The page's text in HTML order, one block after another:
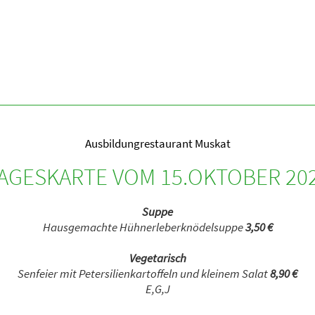
Ausbildungrestaurant Muskat
VOM 15.OKTOBER
Suppe
Hausgemachte Hühnerleberknödelsuppe3,50 €
Vegetarisch
Senfeier mit Petersilienkartoffeln und kleinem Salat8,90 €
E,G,J